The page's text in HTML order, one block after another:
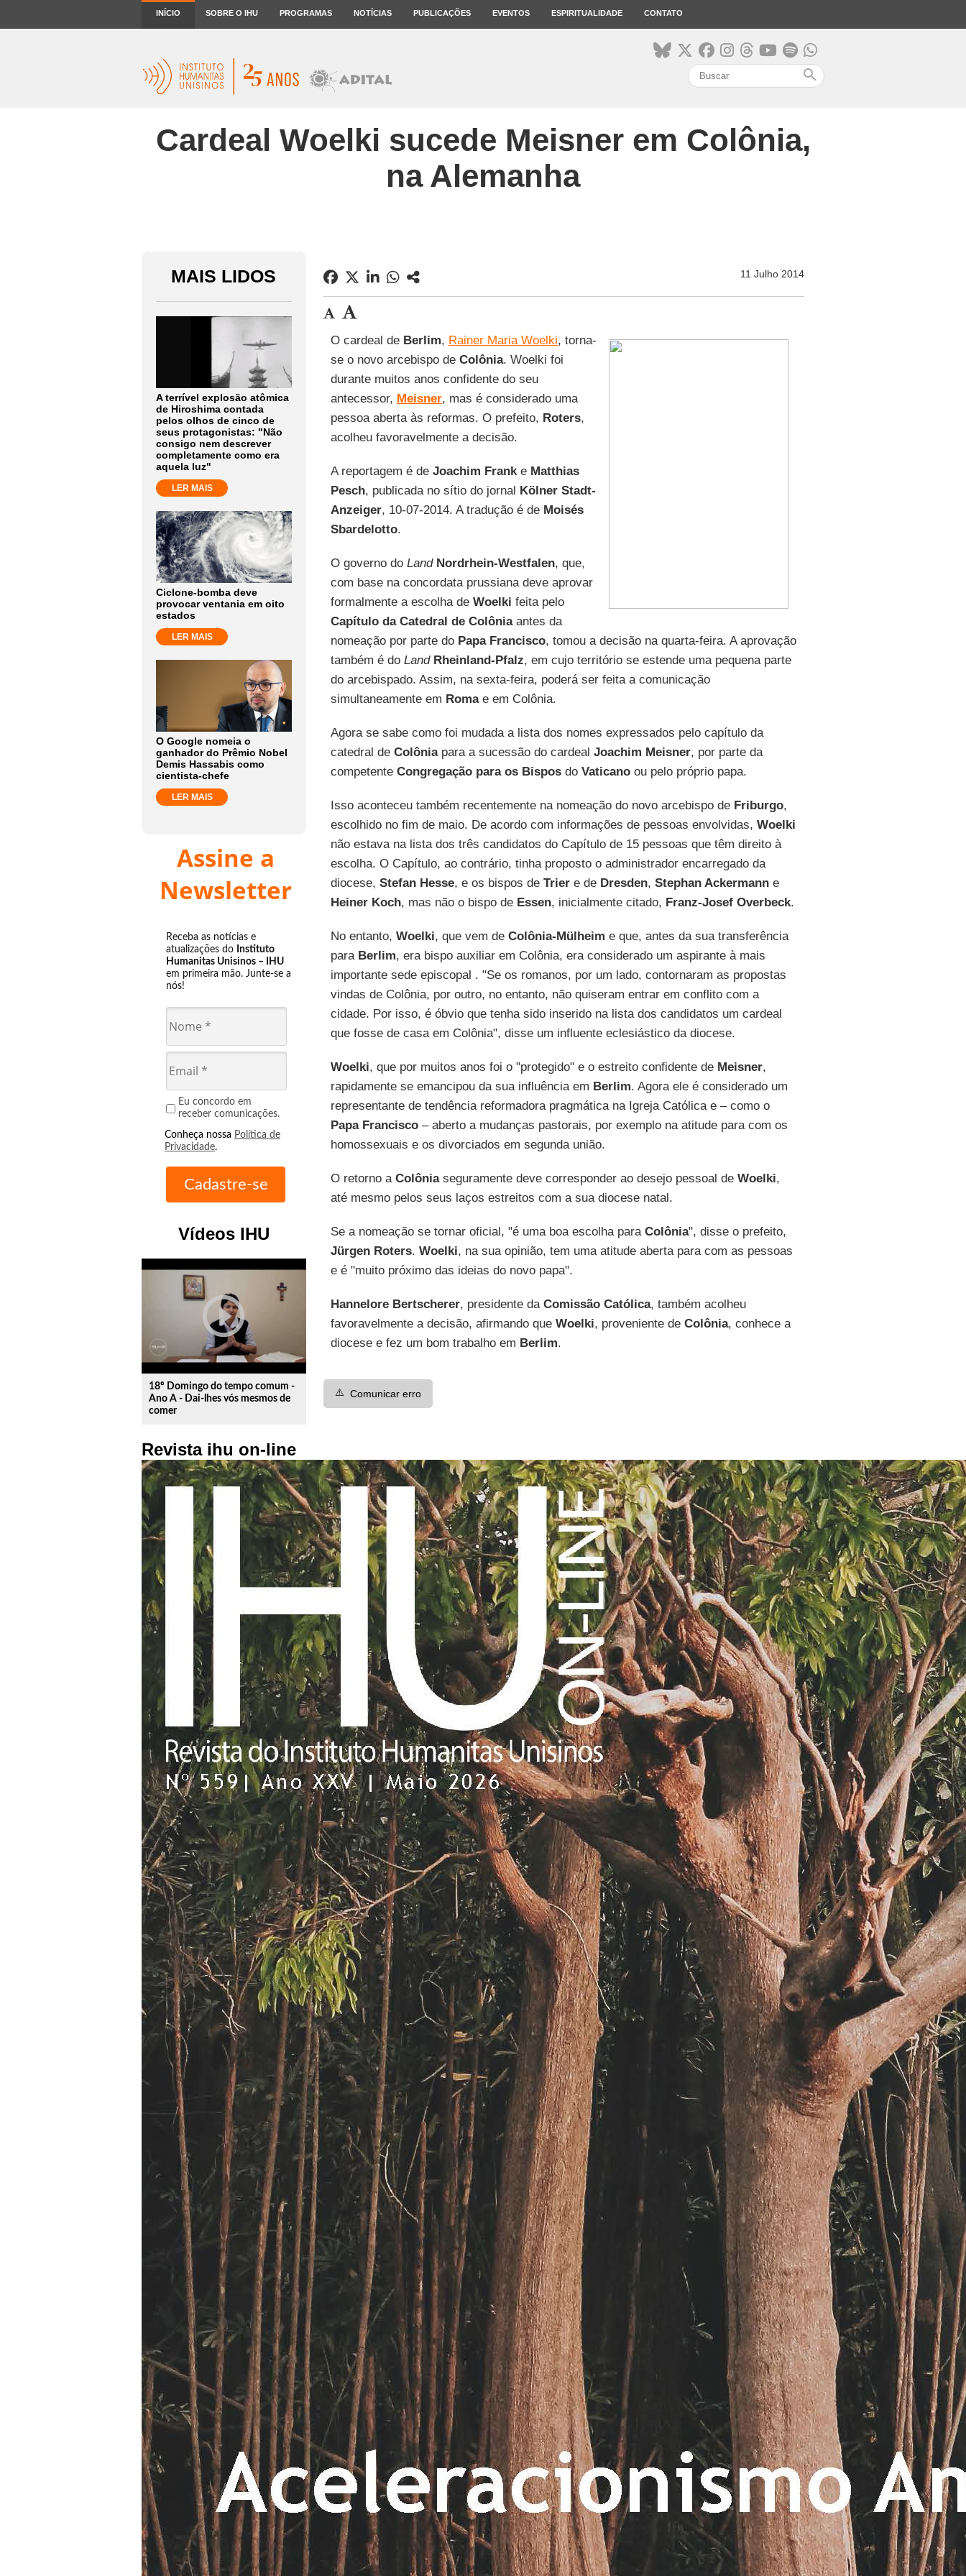
INÍCIO SOBRE O IHU PROGRAMAS NOTÍCIAS PUBLICAÇÕES EVENTOS ESPIRITUALIDADE CONTATO
search
Cardeal Woelki sucede Meisner em Colônia,
na Alemanha
MAIS LIDOS
A terrível explosão atômica
de Hiroshima contada
pelos olhos de cinco de
seus protagonistas: "Não
consigo nem descrever
completamente como era
aquela luz"
LER MAIS
Ciclone-bomba deve
provocar ventania em oito
estados
LER MAIS
O Google nomeia o
ganhador do Prêmio Nobel
Demis Hassabis como
cientista-chefe
LER MAIS
Assine a
Newsletter
Receba as notícias e
atualizações do Instituto
Humanitas Unisinos – IHU
em primeira mão. Junte-se a
nós!
Eu concordo em
receber comunicações.
Conheça nossa Política de
Privacidade.
Vídeos IHU
play_circle_outline
18º Domingo do tempo comum -
Ano A - Dai-lhes vós mesmos de
comer
Revista ihu on-line
11 Julho 2014
O cardeal de Berlim, Rainer Maria Woelki, torna-
se o novo arcebispo de Colônia. Woelki foi
durante muitos anos confidente do seu
antecessor, Meisner, mas é considerado uma
pessoa aberta às reformas. O prefeito, Roters,
acolheu favoravelmente a decisão.
A reportagem é de Joachim Franke Matthias
Pesch, publicada no sítio do jornal Kölner Stadt-
Anzeiger, 10-07-2014. A tradução é de Moisés
Sbardelotto.
O governo do Land Nordrhein-Westfalen, que,
com base na concordata prussiana deve aprovar
formalmente a escolha de Woelki feita pelo
Capítulo da Catedral de Colôniaantes da
nomeação por parte do Papa Francisco, tomou a decisão na quarta-feira. A aprovação
também é do Land Rheinland-Pfalz, em cujo território se estende uma pequena parte
do arcebispado. Assim, na sexta-feira, poderá ser feita a comunicação
simultaneamente em Romae em Colônia.
Agora se sabe como foi mudada a lista dos nomes expressados pelo capítulo da
catedral de Colôniapara a sucessão do cardeal Joachim Meisner, por parte da
competente Congregação para os Bisposdo Vaticanoou pelo próprio papa.
Isso aconteceu também recentemente na nomeação do novo arcebispo de Friburgo,
escolhido no fim de maio. De acordo com informações de pessoas envolvidas, Woelki
não estava na lista dos três candidatos do Capítulo de 15 pessoas que têm direito à
escolha. O Capítulo, ao contrário, tinha proposto o administrador encarregado da
diocese, Stefan Hesse, e os bispos de Triere de Dresden, Stephan Ackermanne
Heiner Koch, mas não o bispo de Essen, inicialmente citado, Franz-Josef Overbeck.
No entanto, Woelki, que vem de Colônia-Mülheim e que, antes da sua transferência
para Berlim, era bispo auxiliar em Colônia, era considerado um aspirante à mais
importante sede episcopal . "Se os romanos, por um lado, contornaram as propostas
vindas de Colônia, por outro, no entanto, não quiseram entrar em conflito com a
cidade. Por isso, é óbvio que tenha sido inserido na lista dos candidatos um cardeal
que fosse de casa em Colônia", disse um influente eclesiástico da diocese.
Woelki, que por muitos anos foi o "protegido" e o estreito confidente de Meisner,
rapidamente se emancipou da sua influência em Berlim. Agora ele é considerado um
representante de tendência reformadora pragmática na Igreja Católica e – como o
Papa Francisco– aberto a mudanças pastorais, por exemplo na atitude para com os
homossexuais e os divorciados em segunda união.
O retorno a Colôniaseguramente deve corresponder ao desejo pessoal de Woelki,
até mesmo pelos seus laços estreitos com a sua diocese natal.
Se a nomeação se tornar oficial, "é uma boa escolha para Colônia", disse o prefeito,
Jürgen Roters. Woelki, na sua opinião, tem uma atitude aberta para com as pessoas
e é "muito próximo das ideias do novo papa".
Hannelore Bertscherer, presidente da Comissão Católica, também acolheu
favoravelmente a decisão, afirmando que Woelki, proveniente de Colônia, conhece a
diocese e fez um bom trabalho em Berlim.
⚠️ Comunicar erro